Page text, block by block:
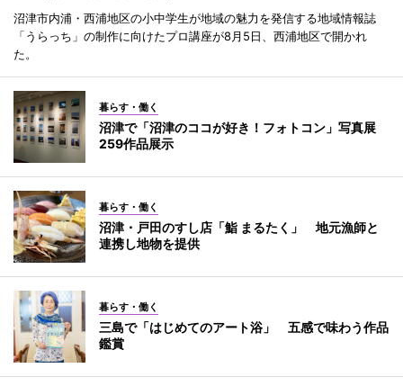
沼津市内浦・西浦地区の小中学生が地域の魅力を発信する地域情報誌
「うらっち」の制作に向けたプロ講座が8月5日、西浦地区で開かれ
た。
暮らす・働く
沼津で「沼津のココが好き！フォトコン」写真展
259作品展示
暮らす・働く
沼津・戸田のすし店「鮨 まるたく」 地元漁師と
連携し地物を提供
暮らす・働く
三島で「はじめてのアート浴」 五感で味わう作品
鑑賞